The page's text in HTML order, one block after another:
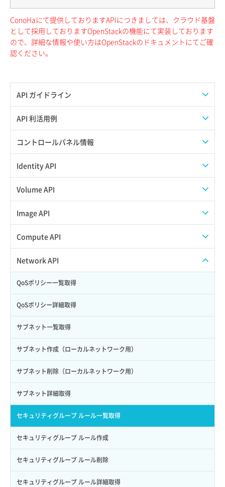
API ガイドライン
APIのご利用について
API 利活用例
APIでAPIサブユーザーを作成する
APIでVPSにISOイメージを挿入する
APIでVPSを作成する
コントロールパネル情報
APIユーザーを作成する
API情報を確認する
Identity API
Credential一覧取得
Credential作成
Credential削除
Volume API
スナップショット一覧取得
スナップショット作成
スナップショット削除
スナップショット復元
スナップショット詳細一覧取得
スナップショット詳細取得（アイテム指定）
バックアップリストア
バックアップ一覧取得
バックアップ詳細一覧取得
バックアップ詳細取得
ボリュームイメージ保存
ボリュームタイプ一覧取得
ボリュームタイプ詳細取得
Image API
ISOイメージアップロード
ISOイメージ作成
イメージ一覧取得
イメージ保存使用量取得
イメージ保存容量取得
イメージ保存容量変更
イメージ削除
イメージ詳細取得
Compute API
ISOイメージ挿入/排出
SSHキーペア一覧取得
SSHキーペア作成
SSHキーペア削除
SSHキーペア詳細取得
アタッチ済みポート一覧取得
アタッチ済みポート詳細取得
アタッチ済みボリューム一覧
アタッチ済みボリューム詳細取得
コンソールURL発行
サーバーに紐づくアドレス取得
Network API
QoSポリシー一覧取得
QoSポリシー詳細取得
サブネット一覧取得
サブネット作成（ローカルネットワーク用）
サブネット削除（ローカルネットワーク用）
サブネット詳細取得
セキュリティグループ ルール一覧取得
セキュリティグループ ルール作成
セキュリティグループ ルール削除
セキュリティグループ ルール詳細取得
ConoHaにて提供しておりますAPIにつきましては、クラウド基盤
として採用しておりますOpenStackの機能にて実装しております
ので、詳細な情報や使い方はOpenStackのドキュメントにてご確
認ください。